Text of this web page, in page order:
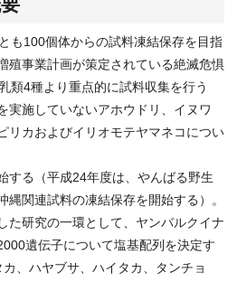
も100個体からの試料凍結保存を目指
殖事業計画が策定されている絶滅危惧
類4種より重点的に試料収集を行う
実施していないアホウドリ、イヌワ
リカおよびイリオモテヤマネコについ
する（平成24年度は、やんばる野生
関連試料の凍結保存を開始する）。
た研究の一環として、ヤンバルクイナ
遺伝子について塩基配列を決定す
、ハヤブサ、ハイタカ、タンチョ